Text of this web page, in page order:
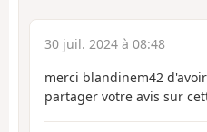
30 juil. 2024 à 08:48
merci blandinem42
partager votre avis sur